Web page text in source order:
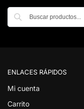
ENLACES RÁPIDOS
Mi cuenta
Carrito